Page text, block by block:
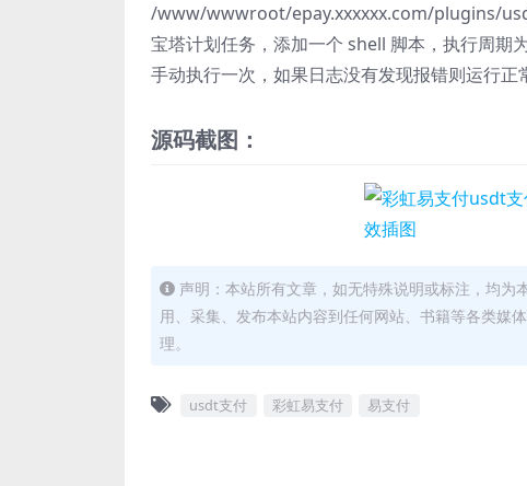
/www/wwwroot/epay.xxxxxx.com/plugins/
宝塔计划任务，添加一个 shell 脚本，执行周期
手动执行一次，如果日志没有发现报错则运行正
源码截图：
声明：本站所有文章，如无特殊说明或标注，均
用、采集、发布本站内容到任何网站、书籍等各类媒
理。
usdt支付 彩虹易支付 易支付